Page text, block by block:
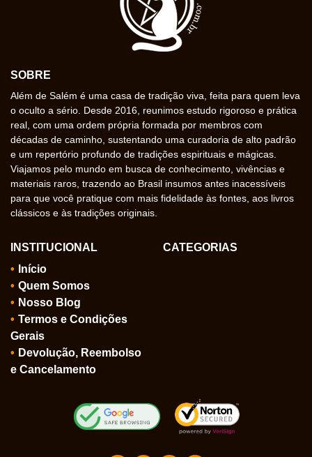
SOBRE
Além de Salém é uma casa de tradição viva, feita para quem leva
o oculto a sério. Desde 2016, reunimos estudo rigoroso e prática
real, com uma ordem própria formada por membros com
décadas de caminho, sustentando uma curadoria de alto padrão
e um repertório profundo de tradições espirituais e mágicas.
Viajamos pelo mundo em busca de conhecimento, vivências e
materiais raros, trazendo ao Brasil insumos antes inacessíveis
para que você pratique com mais fidelidade às fontes, aos livros
clássicos e às tradições originais.
INSTITUCIONAL
Início
Quem Somos
Nosso Blog
Termos e Condições
Gerais
Devolução, Reembolso
e Cancelamento
CATEGORIAS